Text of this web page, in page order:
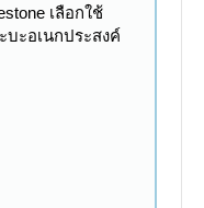
เลือกใช้
บะอเนกประสงค์